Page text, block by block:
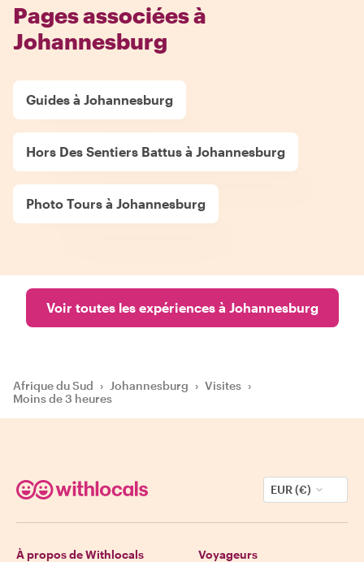
Pages associées à
Johannesburg
Guides à Johannesburg
Hors Des Sentiers Battus à Johannesburg
Photo Tours à Johannesburg
Voir toutes les expériences à Johannesburg
Afrique du Sud › Johannesburg › Visites ›
Moins de 3 heures
EUR (€)
À propos de Withlocals Voyageurs